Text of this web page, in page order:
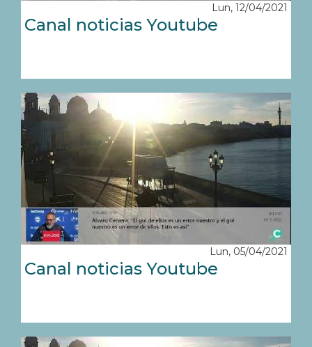
Lun, 12/04/2021
Canal noticias Youtube
Lun, 05/04/2021
Canal noticias Youtube